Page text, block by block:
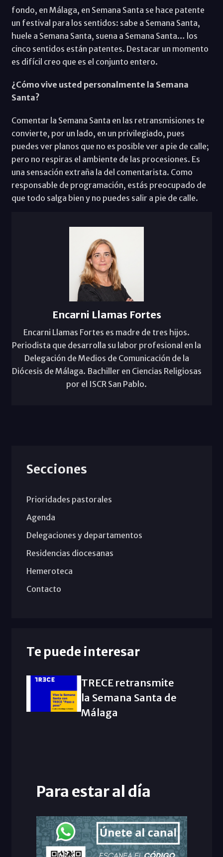
fondo, en Málaga, en Semana Santa se hace patente
un festival para los sentidos: sabe a Semana Santa,
huele a Semana Santa, suena a Semana Santa… los
cinco sentidos están patentes. Destacar un momento
es difícil creo que es el conjunto entero.
¿Cómo vive usted personalmente la Semana
Santa?
Comentar la Semana Santa en las retransmisiones te
convierte, por un lado, en un privilegiado, pues
puedes ver planos que no es posible ver a pie de calle;
pero no respiras el ambiente de las procesiones. Es
una sensación extraña la del comentarista. Como
responsable de programación, estás preocupado de
que todo salga bien y no puedes salir a pie de calle.
Encarni Llamas Fortes
Encarni Llamas Fortes es madre de tres hijos.
Periodista que desarrolla su labor profesional en la
Delegación de Medios de Comunicación de la
Diócesis de Málaga. Bachiller en Ciencias Religiosas
por el ISCR San Pablo.
Secciones
Prioridades pastorales
Agenda
Delegaciones y departamentos
Residencias diocesanas
Hemeroteca
Contacto
Te puede interesar
TRECE retransmite
la Semana Santa de
Málaga
Para estar al día